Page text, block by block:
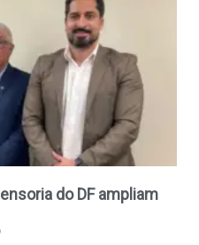
do DF ampliam